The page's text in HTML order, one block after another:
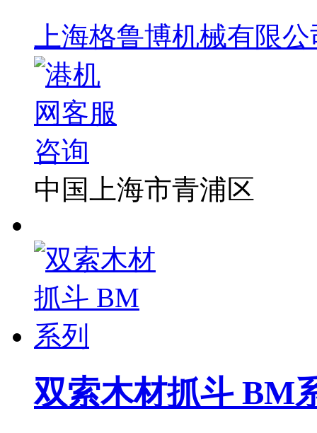
上海格鲁博机械有限
中国上海市青浦区
双索木材抓斗 BM